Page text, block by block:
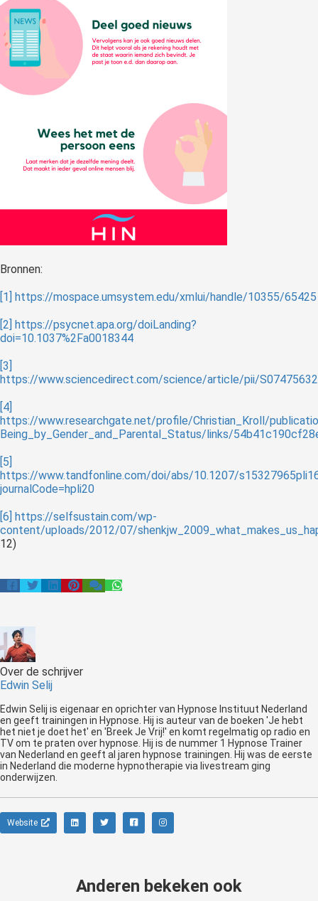
Bronnen:
[1] https://mospace.umsystem.edu/xmlui/handle/10355/65425
[2] https://psycnet.apa.org/doiLanding?
doi=10.1037%2Fa0018344
[3]
https://www.sciencedirect.com/science/article/pii/
[4]
https://www.researchgate.net/profile/Christian_Kroll/
Being_by_Gender_and_Parental_Status/links/
[5]
https://www.tandfonline.com/doi/abs/10.1207/
journalCode=hpli20
[6] https://selfsustain.com/wp-
content/uploads/2012/07/
12)
Over de schrijver
Edwin Selij
Edwin Selij is eigenaar en oprichter van Hypnose Instituut Nederland
en geeft trainingen in Hypnose. Hij is auteur van de boeken 'Je hebt
het niet je doet het' en 'Breek Je Vrij!' en komt regelmatig op radio en
TV om te praten over hypnose. Hij is de nummer 1 Hypnose Trainer
van Nederland en geeft al jaren hypnose trainingen. Hij was de eerste
in Nederland die moderne hypnotherapie via livestream ging
onderwijzen.
Website
Anderen bekeken ook